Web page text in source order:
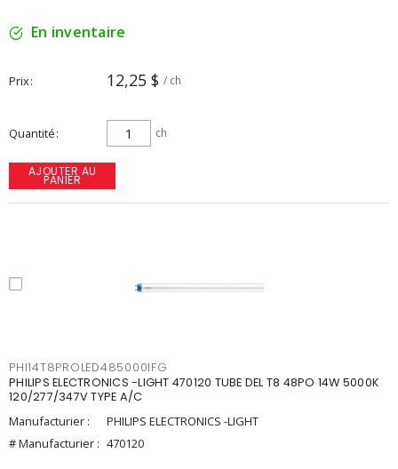
En inventaire
Prix 12,25 $ / ch
Quantité ch
AJOUTER AU
PANIER
PHI14T8PROLED485000IFG
PHILIPS ELECTRONICS -LIGHT 470120 TUBE DEL T8 48PO 14W 5000K
120/277/347V TYPE A/C
Manufacturier :
PHILIPS ELECTRONICS -LIGHT
# Manufacturier : 470120